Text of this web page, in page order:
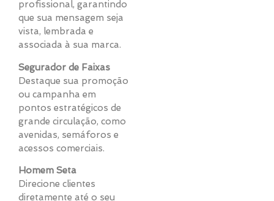
profissional, garantindo
que sua mensagem seja
vista, lembrada e
associada à sua marca.
Segurador de Faixas
Destaque sua promoção
ou campanha em
pontos estratégicos de
grande circulação, como
avenidas, semáforos e
acessos comerciais.
Homem Seta
Direcione clientes
diretamente até o seu